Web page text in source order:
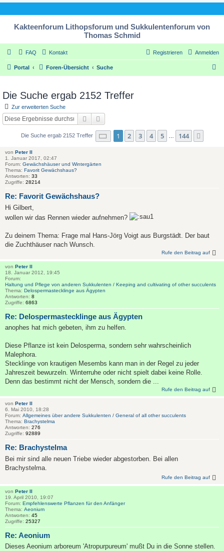
Kakteenforum Lithopsforum und Sukkulentenforum von
Thomas Schmid
FAQ Kontakt Anmelden
Registrieren
Portal Foren-Übersicht Suche
Die Suche ergab 2152 Treffer
Zur erweiterten Suche
Suche
Die Suche ergab 2152 Treffer Seite 1von 144
1 2 3 4 5 144
von Peter II
1. Januar 2017, 02:47
Forum: Gewächshäuser und Wintergärten
Thema: Favorit Gewächshaus?
Antworten: 33
Zugriffe: 28214
Re: Favorit Gewächshaus?
Hi Gilbert,
wollen wir das Rennen wieder aufnehmen?
Zu deinem Thema: Frage mal Hans-Jörg Voigt aus Burgstädt. Der baut
die Zuchthäuser nach Wunsch.
Rufe den Beitrag auf
von Peter II
18. Januar 2012, 19:45
Forum:
Haltung und Pflege von anderen Sukkulenten / Keeping and cultivating of other succulents
Thema: Delospermastecklinge aus Ägypten
Antworten: 8
Zugriffe: 6863
Re: Delospermastecklinge aus Ägypten
anophes hat mich gebeten, ihm zu helfen.
Diese Pflanze ist kein Delosperma, sondern sehr wahrscheinlich
Malephora.
Stecklinge von krautigen Mesembs kann man in der Regel zu jeder
Jahreszeit bewurzeln. Winterruhe oder nicht spielt dabei keine Rolle.
Denn das bestimmt nicht der Mensch, sondern die ...
Rufe den Beitrag auf
von Peter II
6. Mai 2010, 18:28
Forum: Allgemeines über andere Sukkulenten / General of all other succulents
Thema: Brachystelma
Antworten: 276
Zugriffe: 92889
Re: Brachystelma
Bei mir sind alle neuen Triebe wieder abgestorben. Bei allen
Brachystelma.
Rufe den Beitrag auf
von Peter II
19. April 2010, 19:07
Forum: Empfehlenswerte Pflanzen für den Anfänger
Thema: Aeonium
Antworten: 45
Zugriffe: 25327
Re: Aeonium
Dieses Aeonium arboreum 'Atropurpureum' mußt Du in die Sonne stellen.